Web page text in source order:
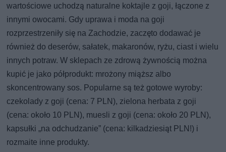
wartościowe uchodzą naturalne koktajle z goji, łączone z
innymi owocami. Gdy uprawa i moda na goji
rozprzestrzeniły się na Zachodzie, zaczęto dodawać je
również do deserów, sałatek, makaronów, ryżu, ciast i wielu
innych potraw. W sklepach ze zdrową żywnością można
kupić je jako półprodukt: mrożony miąższ albo
skoncentrowany sos. Popularne są też gotowe wyroby:
czekolady z goji (cena: 7 PLN), zielona herbata z goji
(cena: około 10 PLN), muesli z goji (cena: około 20 PLN),
kapsułki „na odchudzanie” (cena: kilkadziesiąt PLN!) i
rozmaite inne produkty.